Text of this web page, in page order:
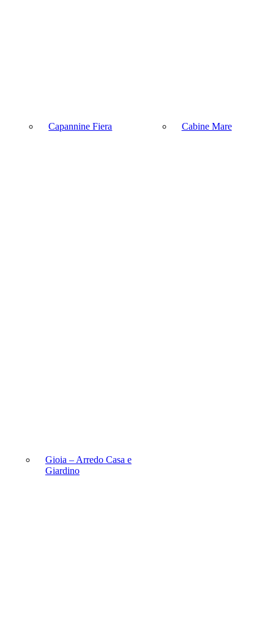
Capannine Fiera Cabine Mare
Gioia – Arredo Casa e
Giardino